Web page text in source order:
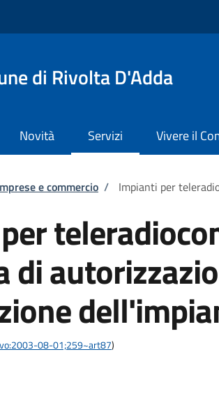
di Rivolta D'Adda
Novità Servizi Vivere il
pane
e commercio / Impianti per
di
08-01;259~art87)